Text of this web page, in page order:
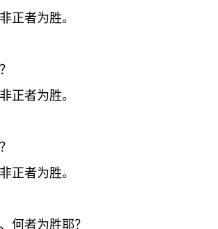
正者为胜。
正者为胜。
正者为胜。
何者为胜耶？